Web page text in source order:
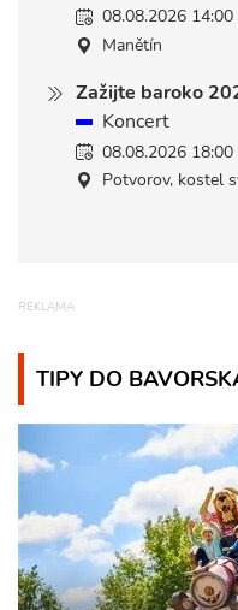
08.08.2026 14:00
Manětín
Zažijte baroko
Koncert
08.08.2026 18:00
Potvorov, kostel
TIPY DO